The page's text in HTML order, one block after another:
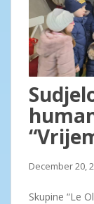
December 20,
Skupine “Le